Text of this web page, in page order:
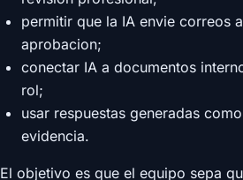
permitir que la IA envie correos
aprobacion;
conectar IA a documentos
rol;
usar respuestas generadas
evidencia.
El objetivo es que el equipo sepa